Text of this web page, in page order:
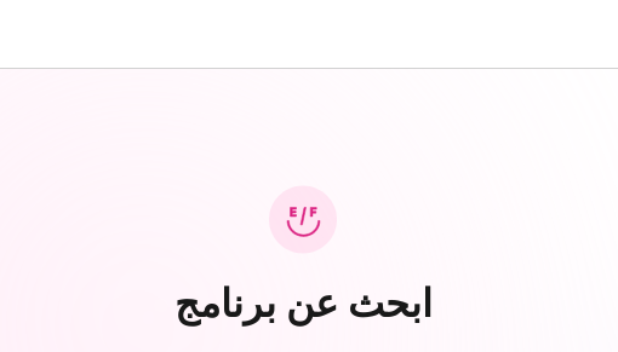
ابحث عن برنامج